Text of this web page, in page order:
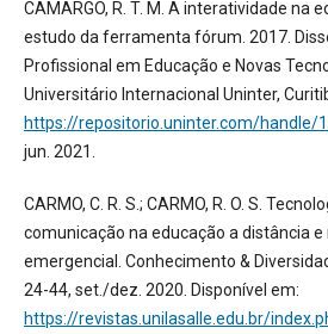
CAMARGO, R. T. M. A interatividade na
estudo da ferramenta fórum. 2017.
Profissional em Educação e Novas
Universitário Internacional Uninter,
https://repositorio.uninter.com/handle/
jun. 2021.
CARMO, C. R. S.; CARMO, R. O. S.
comunicação na educação a distância
emergencial. Conhecimento &
24-44, set./dez. 2020. Disponível em:
https://revistas.unilasalle.edu.br/